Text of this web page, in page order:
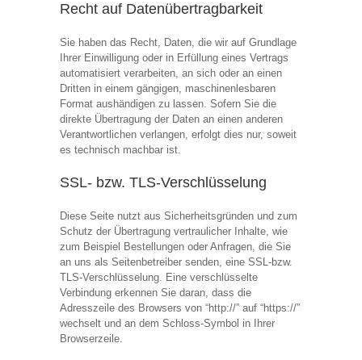
Recht auf Datenübertragbarkeit
Sie haben das Recht, Daten, die wir auf Grundlage
Ihrer Einwilligung oder in Erfüllung eines Vertrags
automatisiert verarbeiten, an sich oder an einen
Dritten in einem gängigen, maschinenlesbaren
Format aushändigen zu lassen. Sofern Sie die
direkte Übertragung der Daten an einen anderen
Verantwortlichen verlangen, erfolgt dies nur, soweit
es technisch machbar ist.
SSL- bzw. TLS-Verschlüsselung
Diese Seite nutzt aus Sicherheitsgründen und zum
Schutz der Übertragung vertraulicher Inhalte, wie
zum Beispiel Bestellungen oder Anfragen, die Sie
an uns als Seitenbetreiber senden, eine SSL-bzw.
TLS-Verschlüsselung. Eine verschlüsselte
Verbindung erkennen Sie daran, dass die
Adresszeile des Browsers von “http://” auf “https://”
wechselt und an dem Schloss-Symbol in Ihrer
Browserzeile.